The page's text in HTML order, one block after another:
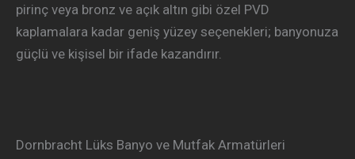
pirinç veya bronz ve açık altın gibi özel PVD
kaplamalara kadar geniş yüzey seçenekleri; banyonuza
güçlü ve kişisel bir ifade kazandırır.
Dornbracht Lüks Banyo ve Mutfak Armatürleri